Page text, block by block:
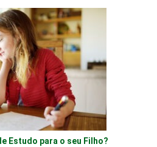
Estudo para o seu Filho?